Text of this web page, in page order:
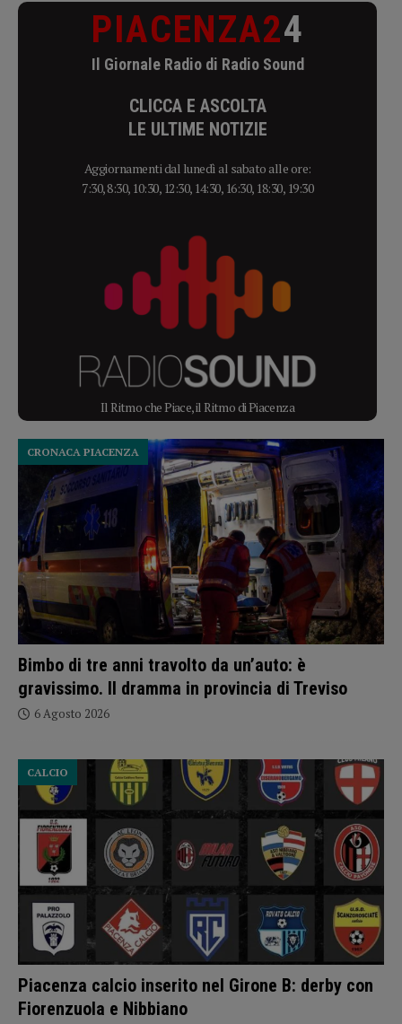
PIACENZA24
Il Giornale Radio di Radio Sound
CLICCA E ASCOLTA
LE ULTIME NOTIZIE
Aggiornamenti dal lunedì al sabato alle ore:
7:30, 8:30, 10:30, 12:30, 14:30, 16:30, 18:30, 19:30
Il Ritmo che Piace, il Ritmo di Piacenza
Bimbo di tre anni travolto da un’auto: è
gravissimo. Il dramma in provincia di Treviso
CRONACA PIACENZA
6 Agosto 2026
Piacenza calcio inserito nel Girone B: derby con
Fiorenzuola e Nibbiano
CALCIO